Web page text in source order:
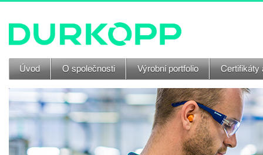
Úvod O společnosti Výrobní portfolio Certifikáty